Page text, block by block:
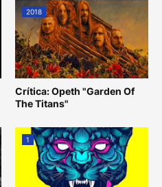
2018
Crítica: Opeth "Garden Of
The Titans"
1